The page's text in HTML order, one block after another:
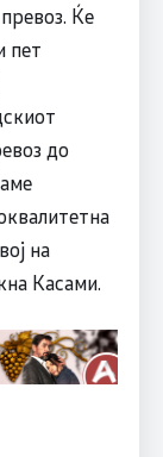
Ќе
пет
до
на
Касами.